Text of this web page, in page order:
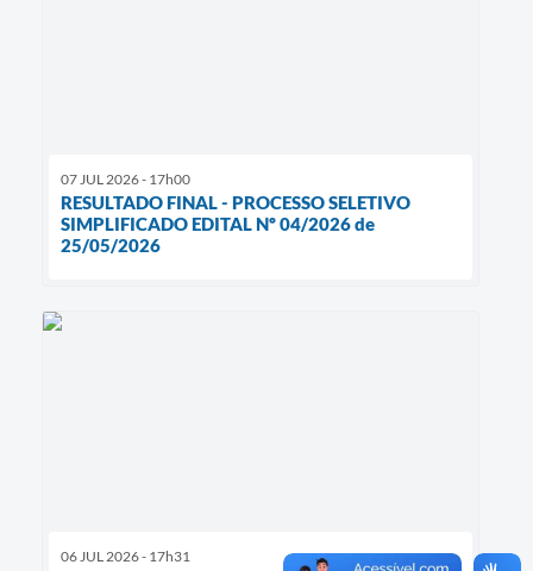
07 JUL 2026 - 17h00
RESULTADO FINAL - PROCESSO SELETIVO
SIMPLIFICADO EDITAL Nº 04/2026 de
25/05/2026
06 JUL 2026 - 17h31